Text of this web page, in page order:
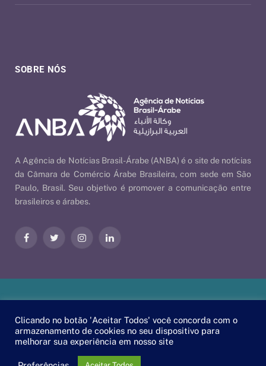
SOBRE NÓS
A Agência de Notícias Brasil-Árabe (ANBA) é o site de notícias
da Câmara de Comércio Árabe Brasileira, com sede em São
Paulo, Brasil. Seu objetivo é promover a comunicação entre
brasileiros e árabes.
FacebookTwitter InstagramLinkedIn
Árabe | ByEscaEsco.
Clicando no botão 'Aceitar Todos' você concorda com o
armazenamento de cookies no seu dispositivo para
melhorar sua experiência em nosso site
PT EN